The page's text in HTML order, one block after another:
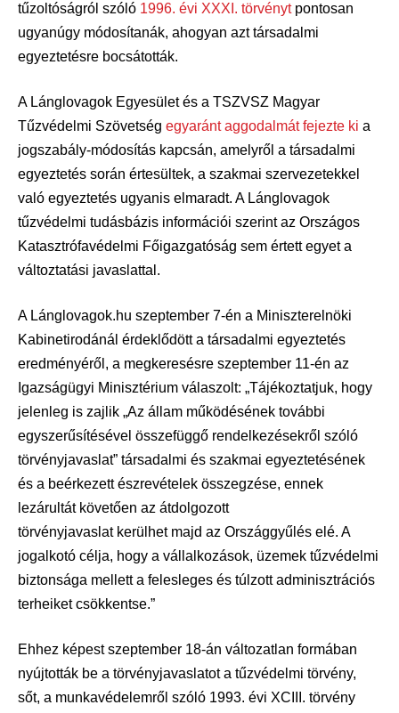
tűzoltóságról szóló 1996. évi XXXI. törvénytpontosan
ugyanúgy módosítanák, ahogyan azt társadalmi
egyeztetésre bocsátották.
A Lánglovagok Egyesület és a TSZVSZ Magyar
Tűzvédelmi Szövetség egyaránt aggodalmát fejezte ki a
jogszabály-módosítás kapcsán, amelyről a társadalmi
egyeztetés során értesültek, a szakmai szervezetekkel
való egyeztetés ugyanis elmaradt. A Lánglovagok
tűzvédelmi tudásbázis információi szerint az Országos
Katasztrófavédelmi Főigazgatóság sem értett egyet a
változtatási javaslattal.
A Lánglovagok.hu szeptember 7-én a Miniszterelnöki
Kabinetirodánál érdeklődött a társadalmi egyeztetés
eredményéről, a megkeresésre szeptember 11-én az
Igazságügyi Minisztérium válaszolt: „Tájékoztatjuk, hogy
jelenleg is zajlik „Az állam működésének további
egyszerűsítésével összefüggő rendelkezésekről szóló
törvényjavaslat” társadalmi és szakmai egyeztetésének
és a beérkezett észrevételek összegzése, ennek
lezárultát követően az átdolgozott
törvényjavaslat kerülhet majd az Országgyűlés elé. A
jogalkotó célja, hogy a vállalkozások, üzemek tűzvédelmi
biztonsága mellett a felesleges és túlzott adminisztrációs
terheiket csökkentse.”
Ehhez képest szeptember 18-án változatlan formában
nyújtották be a törvényjavaslatot a tűzvédelmi törvény,
sőt, a munkavédelemről szóló 1993. évi XCIII. törvény